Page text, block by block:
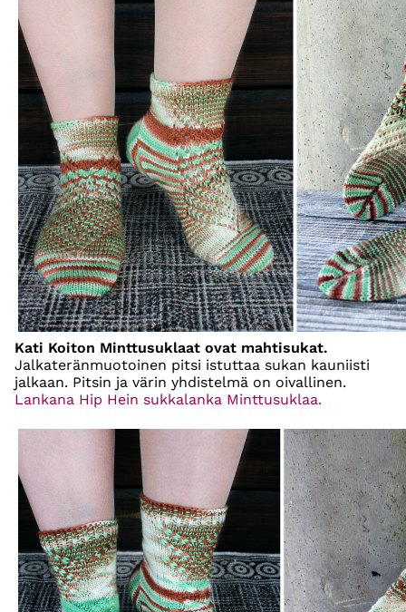
Kati Koiton Minttusuklaat ovat mahtisukat.
Jalkateränmuotoinen pitsi istuttaa sukan kauniisti
jalkaan. Pitsin ja värin yhdistelmä on oivallinen.
Lankana Hip Hein sukkalanka Minttusuklaa.